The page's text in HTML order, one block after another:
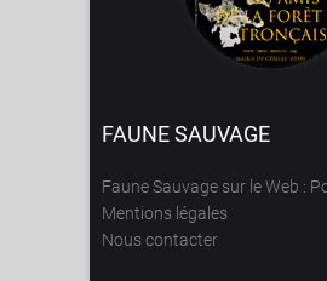
FAUNE SAUVAGE
Faune Sauvage sur le Web :
Mentions légales
Nous contacter